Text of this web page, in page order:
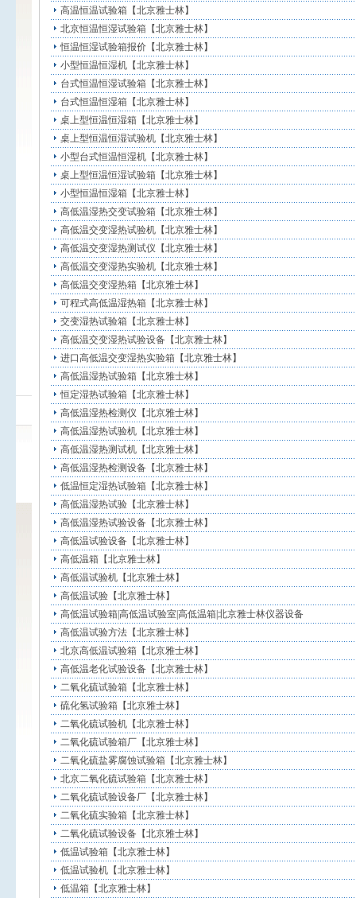
高温恒温试验箱【北京雅士林】
北京恒温恒湿试验箱【北京雅士林】
恒温恒湿试验箱报价【北京雅士林】
小型恒温恒湿机【北京雅士林】
台式恒温恒湿试验箱【北京雅士林】
台式恒温恒湿箱【北京雅士林】
桌上型恒温恒湿箱【北京雅士林】
桌上型恒温恒湿试验机【北京雅士林】
小型台式恒温恒湿机【北京雅士林】
桌上型恒温恒湿试验箱【北京雅士林】
小型恒温恒湿箱【北京雅士林】
高低温湿热交变试验箱【北京雅士林】
高低温交变湿热试验机【北京雅士林】
高低温交变湿热测试仪【北京雅士林】
高低温交变湿热实验机【北京雅士林】
高低温交变湿热箱【北京雅士林】
可程式高低温湿热箱【北京雅士林】
交变湿热试验箱【北京雅士林】
高低温交变湿热试验设备【北京雅士林】
进口高低温交变湿热实验箱【北京雅士林】
高低温湿热试验箱【北京雅士林】
恒定湿热试验箱【北京雅士林】
高低温湿热检测仪【北京雅士林】
高低温湿热试验机【北京雅士林】
高低温湿热测试机【北京雅士林】
高低温湿热检测设备【北京雅士林】
低温恒定湿热试验箱【北京雅士林】
高低温湿热试验【北京雅士林】
高低温湿热试验设备【北京雅士林】
高低温试验设备【北京雅士林】
高低温箱【北京雅士林】
高低温试验机【北京雅士林】
高低温试验【北京雅士林】
高低温试验箱|高低温试验室|高低温箱|北京雅士林仪器设备
高低温试验方法【北京雅士林】
北京高低温试验箱【北京雅士林】
高低温老化试验设备【北京雅士林】
二氧化硫试验箱【北京雅士林】
硫化氢试验箱【北京雅士林】
二氧化硫试验机【北京雅士林】
二氧化硫试验箱厂【北京雅士林】
二氧化硫盐雾腐蚀试验箱【北京雅士林】
北京二氧化硫试验箱【北京雅士林】
二氧化硫试验设备厂【北京雅士林】
二氧化硫实验箱【北京雅士林】
二氧化硫试验设备【北京雅士林】
低温试验箱【北京雅士林】
低温试验机【北京雅士林】
低温箱【北京雅士林】